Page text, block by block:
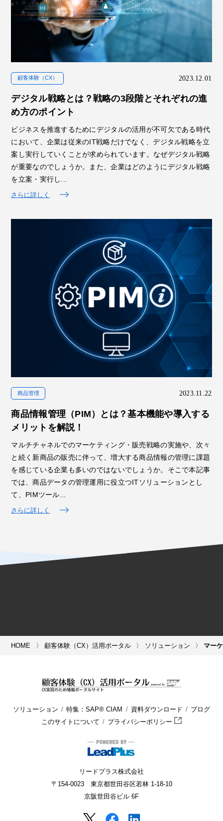
HOME 顧客体験（CX）活用ポータル ソリューション マー
顧客体験（CX） 2023.12.01
デジタル戦略とは？戦略の3段階とそれぞれの進
め方のポイント
ビジネスを推進するためにデジタルの活用が不可欠である時代
において、企業は従来のIT戦略だけでなく、デジタル戦略を立
案し実行していくことが求められています。なぜデジタル戦略
が重要なのでしょうか。また、企業はどのようにデジタル戦略
を立案・実行し...
さらに詳しく
商品管理 2023.11.22
商品情報管理（PIM）とは？基本機能や導入する
メリットを解説！
マルチチャネルでのマーケティング・販売戦略の実施や、次々
と続く新商品の販売に伴って、増大する商品情報の管理に課題
を感じている企業も多いのではないでしょうか。そこで本記事
では、商品データの管理運用に役立つITソリューションとし
て、PIMツール...
さらに詳しく
ソリューション 特集：SAP® CIAM 資料ダウンロード
ブログ
このサイトについて
プライバシーポリシー
リードプラス株式会社
〒154-0023 東京都世田谷区若林 1-18-10
京阪世田谷ビル 6F